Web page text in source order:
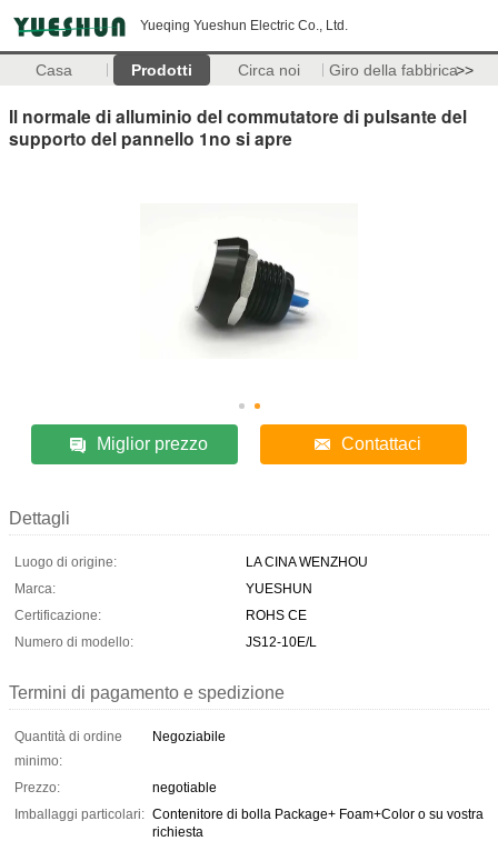
Yueqing Yueshun Electric Co., Ltd.
Casa Prodotti Circa noi Giro della fabbrica>>
Il normale di alluminio del commutatore di pulsante del
supporto del pannello 1no si apre
Miglior prezzo Contattaci
Dettagli
Luogo di origine:
LA CINA WENZHOU
Marca:
YUESHUN
Certificazione:
ROHS CE
Numero di modello:
JS12-10E/L
Termini di pagamento e spedizione
Quantità di ordine
minimo:
Negoziabile
Prezzo:
negotiable
Imballaggi particolari: Contenitore di bolla Package+ Foam+Color o su vostra
richiesta